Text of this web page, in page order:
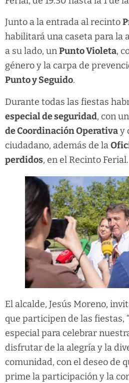
Junto a la entrada al recinto
habilitará una caseta para la
a su lado, unPunto Violeta,
género y la carpa de
Punto y Seguido.
Durante todas las fiestas
especial de seguridad, con un
de Coordinación Operativay
ciudadano, además de la
perdidos, en el Recinto Ferial.
El alcalde, Jesús Moreno,
que participen de las fiestas,
especial para celebrar
disfrutar de la alegría y la
comunidad, con el deseo de
prime la participación y la